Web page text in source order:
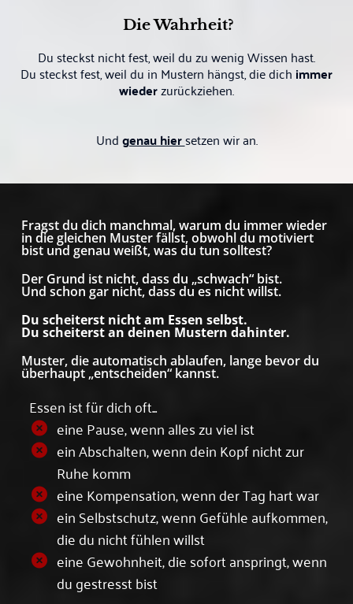
Die Wahrheit?
Du steckst nicht fest, weil du zu wenig Wissen hast.
Du steckst fest, weil du in Mustern hängst, die dich immer
wiederzurückziehen.
Undgenau hiersetzen wir an.
Fragst du dich manchmal, warum du immer wieder
in die gleichen Muster fällst, obwohl du motiviert
bist und genau weißt, was du tun solltest?
Der Grund ist nicht, dass du „schwach“ bist.
Und schon gar nicht, dass du es nicht willst.
Du scheiterst nicht am Essen selbst.
Du scheiterst an deinen Mustern dahinter.
Muster, die automatisch ablaufen, lange bevor du
überhaupt „entscheiden“ kannst.
Essen ist für dich oft...
eine Pause, wenn alles zu viel ist
ein Abschalten, wenn dein Kopf nicht zur
Ruhe komm
eine Kompensation, wenn der Tag hart war
ein Selbstschutz, wenn Gefühle aufkommen,
die du nicht fühlen willst
eine Gewohnheit, die sofort anspringt, wenn
du gestresst bist